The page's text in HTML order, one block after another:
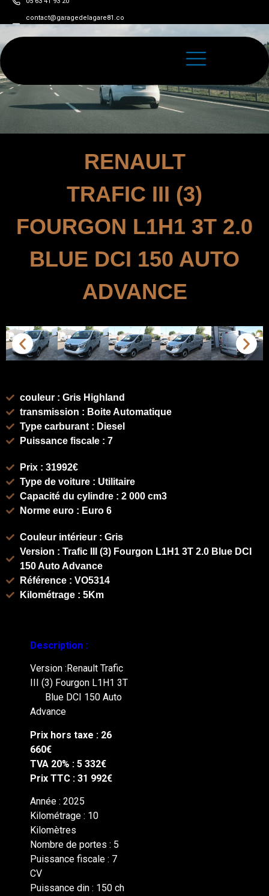
contact@garagedelagare81.co
RENAULT
TRAFIC III (3)
FOURGON L1H1 3T 2.0
BLUE DCI 150 AUTO
ADVANCE
couleur : Gris Highland
transmission : Boite Automatique
Type carburant : Diesel
Puissance fiscale : 7
Prix : 31992€
Type de voiture : Utilitaire
Capacité du cylindre : 2 000 cm3
Norme euro : Euro 6
Couleur intérieur : Gris
Version : Trafic III (3) Fourgon L1H1 3T 2.0 Blue DCI
150 Auto Advance
Référence : VO5314
Kilométrage : 5Km
Description :
Version :Renault Trafic
III (3) Fourgon L1H1 3T
Blue DCI 150 Auto
Advance
Prix hors taxe : 26
660€
TVA 20% : 5 332€
Prix TTC : 31 992€
Année : 2025
Kilométrage : 10
Kilomètres
Nombre de portes : 5
Puissance fiscale : 7
CV
Puissance din : 150 ch